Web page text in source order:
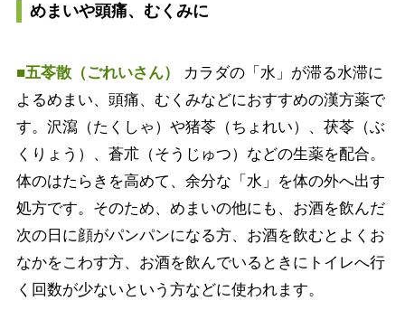
めまいや頭痛、むくみに
■五苓散（ごれいさん）
カラダの「水」が滞る水滞に
よるめまい、頭痛、むくみなどにおすすめの漢方薬で
す。沢瀉（たくしゃ）や猪苓（ちょれい）、茯苓（ぶ
くりょう）、蒼朮（そうじゅつ）などの生薬を配合。
体のはたらきを高めて、余分な「水」を体の外へ出す
処方です。そのため、めまいの他にも、お酒を飲んだ
次の日に顔がパンパンになる方、お酒を飲むとよくお
なかをこわす方、お酒を飲んでいるときにトイレへ行
く回数が少ないという方などに使われます。